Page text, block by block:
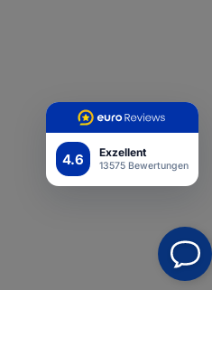
4.6 Exzellent
13575 Bewertungen